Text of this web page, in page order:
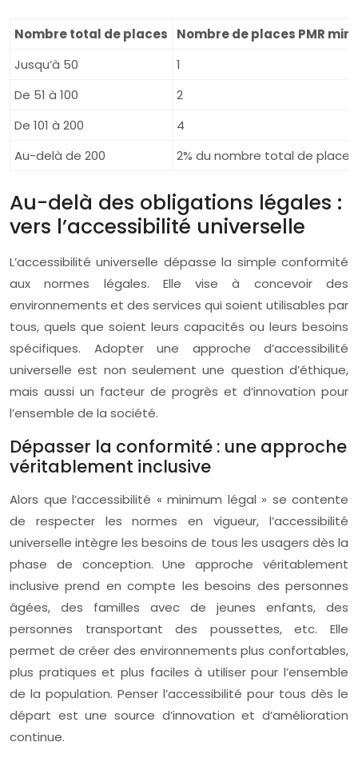
Nombre total de places
Nombre de places PMR
Jusqu’à 50
1
De 51 à 100
2
De 101 à 200
4
Au-delà de 200
2% du nombre total de places
Au-delà des obligations légales :
vers l’accessibilité universelle
L’accessibilité universelle dépasse la simple conformité
aux normes légales. Elle vise à concevoir des
environnements et des services qui soient utilisables par
tous, quels que soient leurs capacités ou leurs besoins
spécifiques. Adopter une approche d’accessibilité
universelle est non seulement une question d’éthique,
mais aussi un facteur de progrès et d’innovation pour
l’ensemble de la société.
Dépasser la conformité : une approche
véritablement inclusive
Alors que l’accessibilité « minimum légal » se contente
de respecter les normes en vigueur, l’accessibilité
universelle intègre les besoins de tous les usagers dès la
phase de conception. Une approche véritablement
inclusive prend en compte les besoins des personnes
âgées, des familles avec de jeunes enfants, des
personnes transportant des poussettes, etc. Elle
permet de créer des environnements plus confortables,
plus pratiques et plus faciles à utiliser pour l’ensemble
de la population. Penser l’accessibilité pour tous dès le
départ est une source d’innovation et d’amélioration
continue.